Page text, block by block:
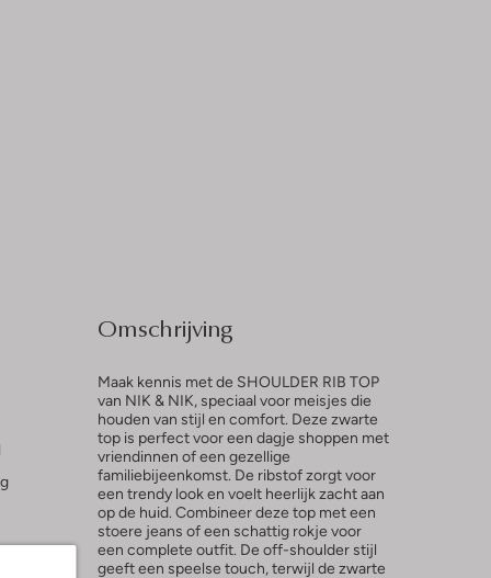
Omschrijving
Maak kennis met de SHOULDER RIB TOP
van NIK & NIK, speciaal voor meisjes die
houden van stijl en comfort. Deze zwarte
top is perfect voor een dagje shoppen met
vriendinnen of een gezellige
familiebijeenkomst. De ribstof zorgt voor
een trendy look en voelt heerlijk zacht aan
op de huid. Combineer deze top met een
stoere jeans of een schattig rokje voor
een complete outfit. De off-shoulder stijl
geeft een speelse touch, terwijl de zwarte